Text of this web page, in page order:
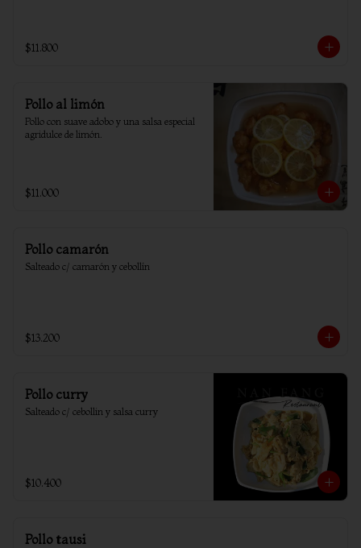
$11.800
Pollo al limón
Pollo con suave adobo y una salsa especial
agridulce de limón.
$11.000
Pollo camarón
Salteado c/ camarón y cebollín
$13.200
Pollo curry
Salteado c/ cebollin y salsa curry
$10.400
Pollo tausi